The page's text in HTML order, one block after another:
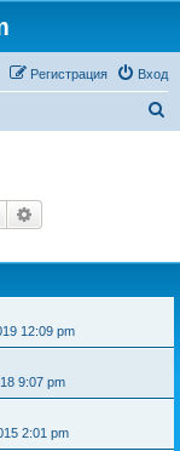
Вход
Регистрация
Поиск
12:09 pm
9:07 pm
2:01 pm